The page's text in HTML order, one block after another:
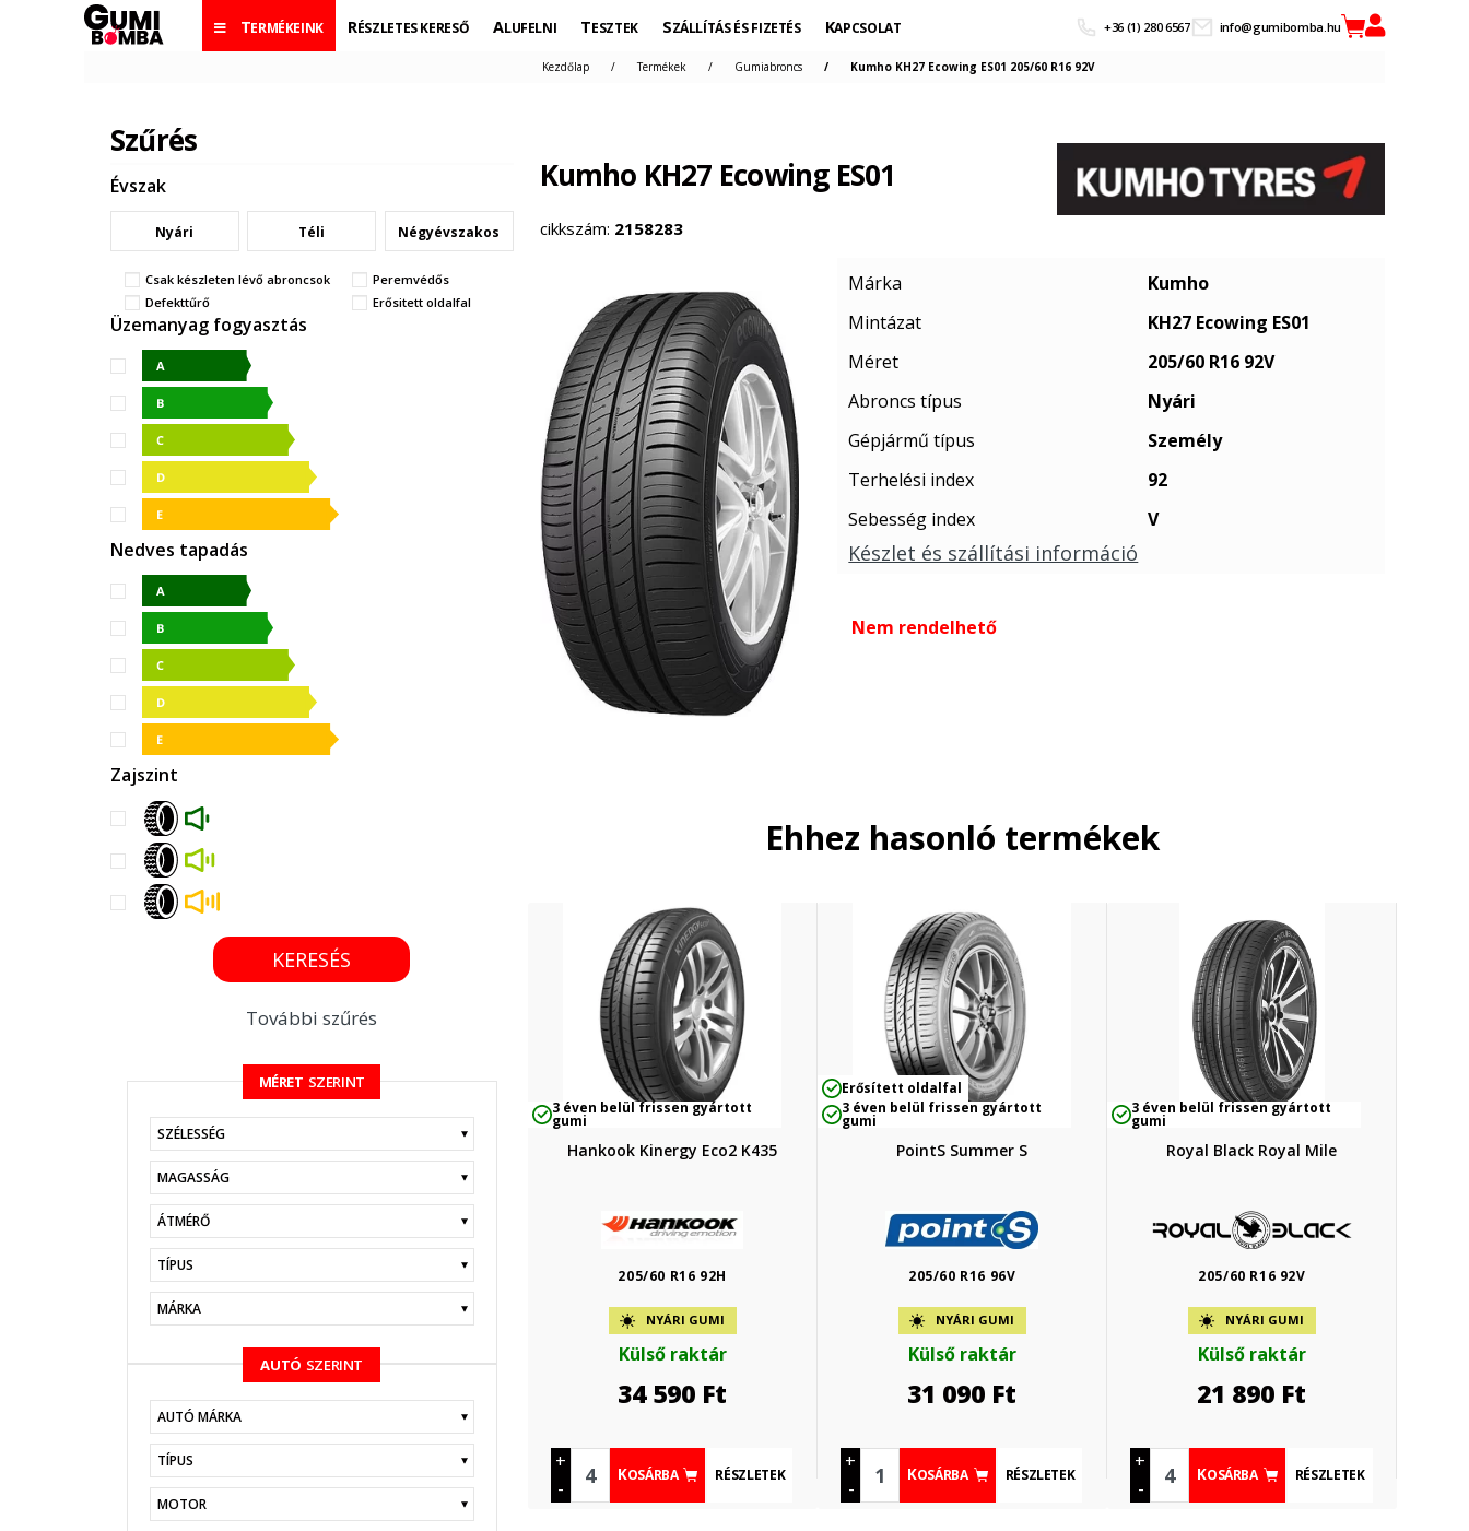
TERMÉKEINK RÉSZLETES KERESŐ ALUFELNI TESZTEK SZÁLLÍTÁS ÉS FIZETÉS KAPCSOLAT +36 (1) 280 6567 info@gumibomba.hu
Szűrés
Évszak
Nyári Téli Négyévszakos
Csak készleten lévő abroncsok
Peremvédős
Defekttűrő
Erősitett oldalfal
Üzemanyag fogyasztás
Nedves tapadás
Zajszint
KERESÉS
További szűrés
MÉRET SZERINT
KERESÉS
AUTÓ SZERINT
Kezdőlap Termékek Gumiabroncs Kumho KH27 Ecowing ES01 205/60 R16 92V
Kumho KH27 Ecowing ES01
cikkszám: 2158283
Márka
Kumho
Mintázat
KH27 Ecowing ES01
Méret
205/60 R16 92V
Abroncs típus
Nyári
Gépjármű típus
Személy
Terhelési index
92
Sebesség index
V
Készlet és szállítási információ
Nem rendelhető
Ehhez hasonló termékek
3 éven belül frissen gyártott
gumi
Hankook Kinergy Eco2 K435
205/60 R16 92H
NYÁRI GUMI
Külső raktár
34 590 Ft
+
-
KOSÁRBA RÉSZLETEK
Erősített oldalfal
3 éven belül frissen gyártott
gumi
PointS Summer S
205/60 R16 96V
NYÁRI GUMI
Külső raktár
31 090 Ft
+
-
KOSÁRBA RÉSZLETEK
3 éven belül frissen gyártott
gumi
Royal Black Royal Mile
205/60 R16 92V
NYÁRI GUMI
Külső raktár
21 890 Ft
+
-
KOSÁRBA RÉSZLETEK